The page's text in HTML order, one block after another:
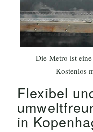
Die Metro ist
Kostenlos
Flexibel
in